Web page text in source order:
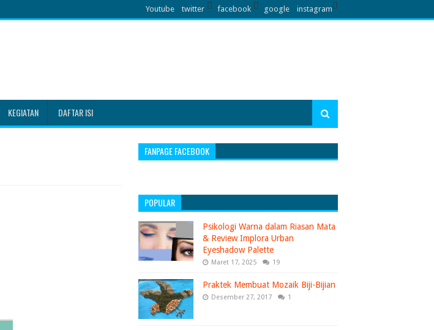
Youtube twitter facebook google instagram
KEGIATAN DAFTAR ISI
FANPAGE FACEBOOK
POPULAR
Psikologi Warna dalam Riasan Mata
& Review Implora Urban
Eyeshadow Palette
Maret 17, 2025 19
Praktek Membuat Mozaik Biji-Bijian
Desember 27, 2017 1